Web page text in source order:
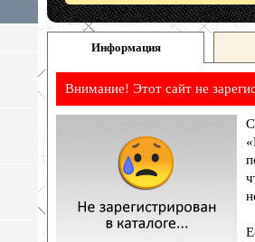
Информация
Внимание! Этот сайт не